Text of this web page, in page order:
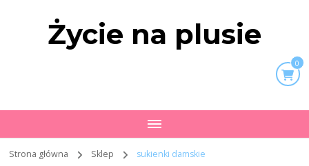
Życie na plusie
0
Strona główna Sklep sukienki damskie